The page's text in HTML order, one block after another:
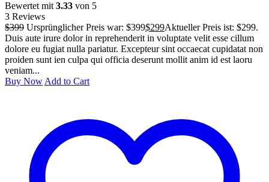
Bewertet mit 3.33 von 5
3 Reviews
$399 Ursprünglicher Preis war: $399$299Aktueller Preis ist: $299.
Duis aute irure dolor in reprehenderit in voluptate velit esse cillum
dolore eu fugiat nulla pariatur. Excepteur sint occaecat cupidatat non
proiden sunt ien culpa qui officia deserunt mollit anim id est laoru
veniam...
Buy Now Add to Cart